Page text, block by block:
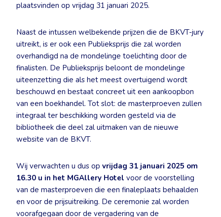
plaatsvinden op vrijdag 31 januari 2025.
Naast de intussen welbekende prijzen die de BKVT-jury
uitreikt, is er ook een Publieksprijs die zal worden
overhandigd na de mondelinge toelichting door de
finalisten. De Publieksprijs beloont de mondelinge
uiteenzetting die als het meest overtuigend wordt
beschouwd en bestaat concreet uit een aankoopbon
van een boekhandel. Tot slot: de masterproeven zullen
integraal ter beschikking worden gesteld via de
bibliotheek die deel zal uitmaken van de nieuwe
website van de BKVT.
Wij verwachten u dus op vrijdag 31 januari 2025 om
16.30 u in het MGAllery Hotel voor de voorstelling
van de masterproeven die een finaleplaats behaalden
en voor de prijsuitreiking. De ceremonie zal worden
voorafgegaan door de vergadering van de